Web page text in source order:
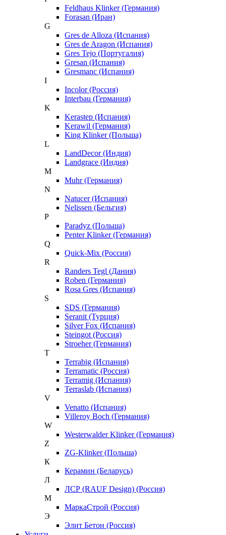
Feldhaus Klinker (Германия)
Forasan (Иран)
G
Gres de Alloza (Испания)
Gres de Aragon (Испания)
Gres Tejo (Португалия)
Gresan (Испания)
Gresmanc (Испания)
I
Incolor (Россия)
Interbau (Германия)
K
Kerastep (Испания)
Kerawil (Германия)
King Klinker (Польша)
L
LandDecor (Индия)
Landgrace (Индия)
M
Muhr (Германия)
N
Natucer (Испания)
Nelissen (Бельгия)
P
Paradyz (Польша)
Penter Klinker (Германия)
Q
Quick-Mix (Россия)
R
Randers Tegl (Дания)
Roben (Германия)
Rosa Gres (Испания)
S
SDS (Германия)
Seranit (Турция)
Silver Fox (Испания)
Steingot (Россия)
Stroeher (Германия)
T
Terrabig (Испания)
Terramatic (Россия)
Terramig (Испания)
Terraslab (Испания)
V
Venatto (Испания)
Villeroy Boch (Германия)
W
Westerwalder Klinker (Германия)
Z
ZG-Klinker (Польша)
К
Керамин (Беларусь)
Л
ЛСР (RAUF Design) (Россия)
М
МаркаСтрой (Россия)
Э
Элит Бетон (Россия)